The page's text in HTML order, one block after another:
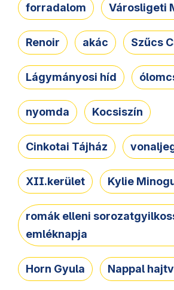
forradalom Városligeti
Renoir akác Szűcs
Lágymányosi híd
nyomda Kocsiszín
Cinkotai Tájház
XII.kerület Kylie
romák elleni
emléknapja
Horn Gyula Nappal